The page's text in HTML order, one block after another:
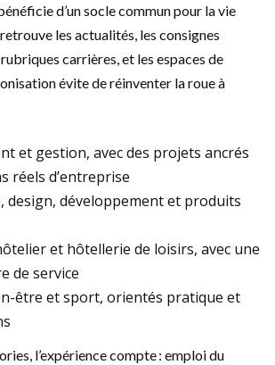
d’un socle commun pour la vie
les actualités, les consignes
carrières, et les espaces de
évite de réinventer la roue à
et gestion, avec des projets ancrés
réels d’entreprise
design, développement et produits
et hôtellerie de loisirs, avec une
de service
être et sport, orientés pratique et
l’expérience compte : emploi du